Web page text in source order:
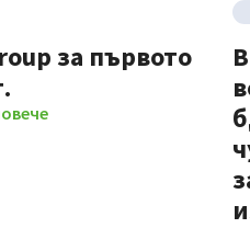
за първото